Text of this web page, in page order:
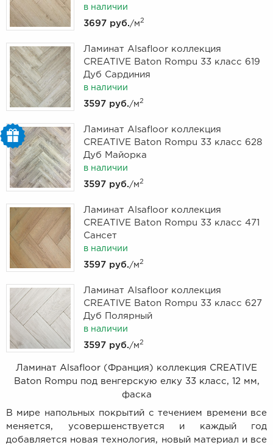
в наличии
3697 руб./м2
Ламинат Alsafloor коллекция
CREATIVE Baton Rompu 33 класс 619
Дуб Сардиния
в наличии
3597 руб./м2
Ламинат Alsafloor коллекция
CREATIVE Baton Rompu 33 класс 628
Дуб Майорка
в наличии
3597 руб./м2
Ламинат Alsafloor коллекция
CREATIVE Baton Rompu 33 класс 471
Сансет
в наличии
3597 руб./м2
Ламинат Alsafloor коллекция
CREATIVE Baton Rompu 33 класс 627
Дуб Полярный
в наличии
3597 руб./м2
Ламинат Alsafloor (Франция) коллекция CREATIVE
Baton Rompu под венгерскую елку 33 класс, 12 мм,
фаска
В мире напольных покрытий с течением времени все
меняется, усовершенствуется и каждый год
добавляется новая технология, новый материал и все